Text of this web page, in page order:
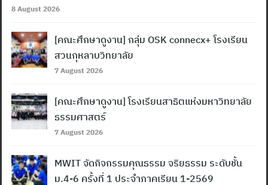
8 August 2026
[คณะศึกษาดูงาน] กลุ่ม OSK connecx+ โรงเรียน
สวนกุหลาบวิทยาลัย
7 August 2026
[คณะศึกษาดูงาน] โรงเรียนสาธิตแห่งมหาวิทยาลัย
ธรรมศาสตร์
7 August 2026
MWIT จัดกิจกรรมคุณธรรม จริยธรรม ระดับชั้น
ม.4-6 ครั้งที่ 1 ประจำภาคเรียน 1-2569